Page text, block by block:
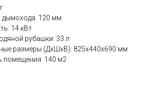
дымохода: 120 мм
14 кВт
рубашки: 33 л
размеры (ДхШхВ): 825х440х690 мм
помещения: 140 м2